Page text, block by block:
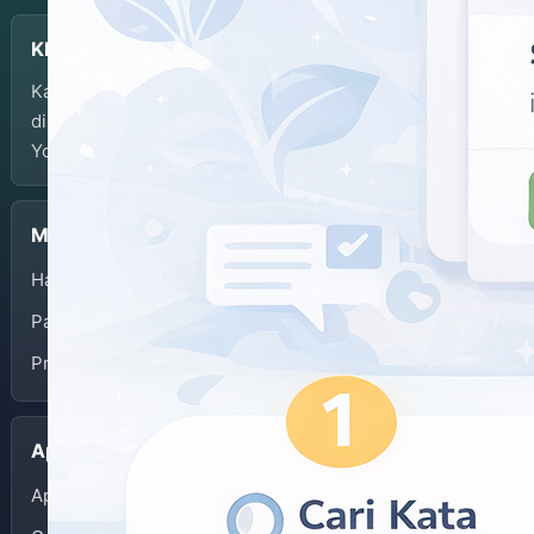
KBJI
Kamus Bahasa Jawa-Indonesia dikembangkan dan
dikelola oleh Balai Bahasa Provinsi Daerah Istimewa
Yogyakarta.
Menu
Halaman Depan
Panduan Penggunaan
Privacy Policy
Aplikasi
App Store